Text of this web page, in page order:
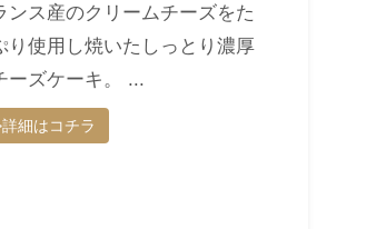
ンス産のクリームチーズをた
り使用し焼いたしっとり濃厚
ーズケーキ。 ...
細はコチラ